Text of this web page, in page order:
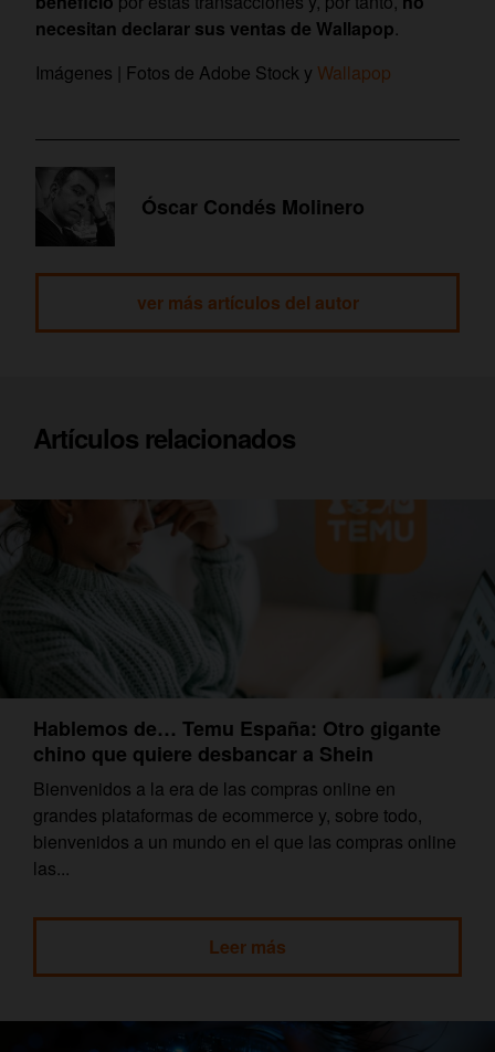
necesitan declarar sus ventas de Wallapop.
Imágenes | Fotos de Adobe Stock y Wallapop
Óscar Condés Molinero
ver más artículos del autor
Artículos relacionados
Hablemos de… Temu España: Otro gigante
chino que quiere desbancar a Shein
Bienvenidos a la era de las compras online en
grandes plataformas de ecommerce y, sobre todo,
bienvenidos a un mundo en el que las compras online
las...
Leer más